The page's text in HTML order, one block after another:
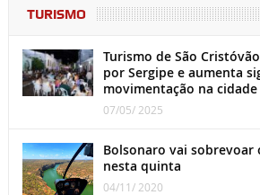
TURISMO
Turismo de São
por Sergipe e aumenta
movimentação na cidade
07/05/ 2025
Bolsonaro vai sobrevoar
nesta quinta
04/11/ 2020